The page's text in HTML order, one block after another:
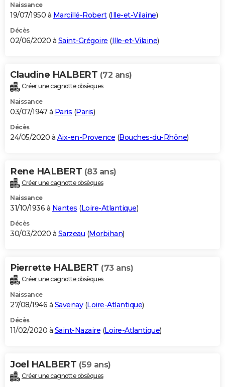
Naissance
19/07/1950 à Marcillé-Robert(Ille-et-Vilaine)
Décès
02/06/2020 à Saint-Grégoire (Ille-et-Vilaine)
Claudine HALBERT (72 ans)
Créer une cagnotte obsèques
Naissance
03/07/1947 à Paris (Paris)
Décès
24/05/2020 à Aix-en-Provence (Bouches-du-Rhône)
Rene HALBERT (83 ans)
Créer une cagnotte obsèques
Naissance
31/10/1936 à Nantes (Loire-Atlantique)
Décès
30/03/2020 à Sarzeau (Morbihan)
Pierrette HALBERT (73 ans)
Créer une cagnotte obsèques
Naissance
27/08/1946 à Savenay(Loire-Atlantique)
Décès
11/02/2020 à Saint-Nazaire (Loire-Atlantique)
Joel HALBERT (59 ans)
Créer une cagnotte obsèques